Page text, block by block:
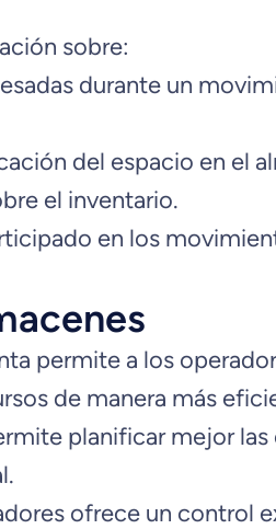
sobre:
durante un
del espacio en el
el inventario.
en los
permite a los
de manera más
planificar mejor
ofrece un control